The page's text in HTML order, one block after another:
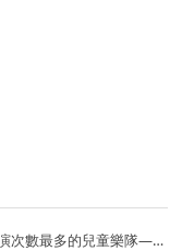
越南：世界上表演次數最多的兒童樂隊——Vo Thanh Trang School Marching Band